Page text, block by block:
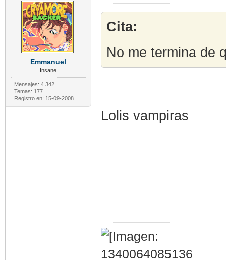
Emmanuel
Insane
Mensajes: 4.342
Temas: 177
Registro en: 15-09-2008
Cita:
No me termina de
Lolis vampiras